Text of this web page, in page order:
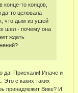
конце-то концов,
то целовала
что дым из ушей
шел - почему она
ждать
да! Приехали! Иначе и
Это с каких таких
принадлежит Вике? И